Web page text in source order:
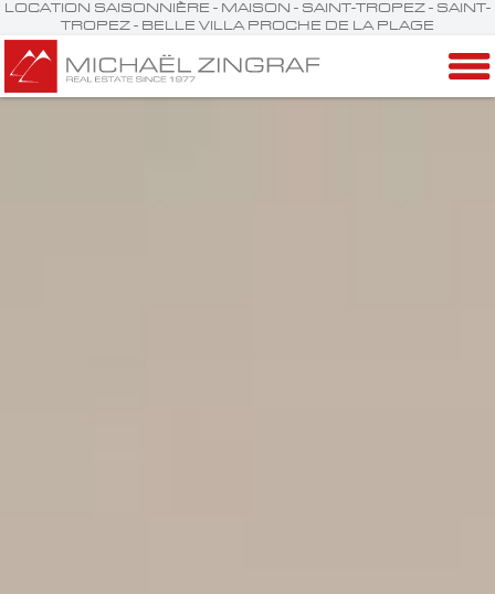
LOCATION SAISONNIÈRE - MAISON - SAINT-TROPEZ - SAINT-
TROPEZ - BELLE VILLA PROCHE DE LA PLAGE